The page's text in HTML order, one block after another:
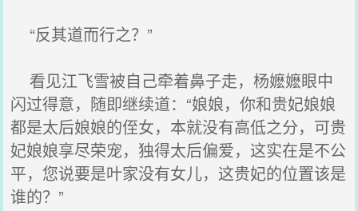
“反其道而行之？”
看见江飞雪被自己牵着鼻子走，杨嬷嬷眼中
闪过得意，随即继续道：“娘娘，你和贵妃娘娘
都是太后娘娘的侄女，本就没有高低之分，可贵
妃娘娘享尽荣宠，独得太后偏爱，这实在是不公
平，您说要是叶家没有女儿，这贵妃的位置该是
谁的？”